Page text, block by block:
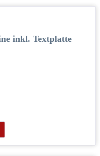
inkl. Textplatte